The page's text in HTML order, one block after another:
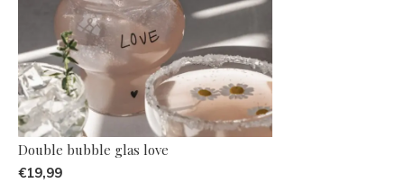
Double bubble glas love
€19,99